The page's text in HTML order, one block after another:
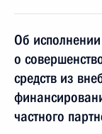
Об
о
средств из
частного